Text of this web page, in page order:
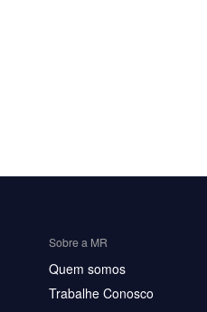
Sobre a MR
Quem somos
Trabalhe Conosco